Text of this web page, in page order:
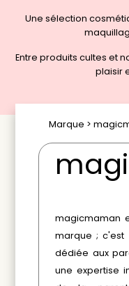
Une sélection
Entre produits cultes et
plaisir
Marque >
magicmaman
marque ; c'est
dédiée aux
une expertise